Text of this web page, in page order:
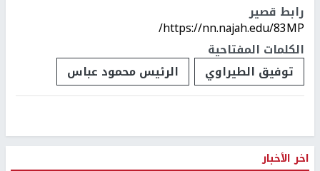
رابط قصير
https://nn.najah.edu/83MP/
الكلمات المفتاحية
توفيق الطيراوي
الرئيس محمود عباس
اخر الأخبار